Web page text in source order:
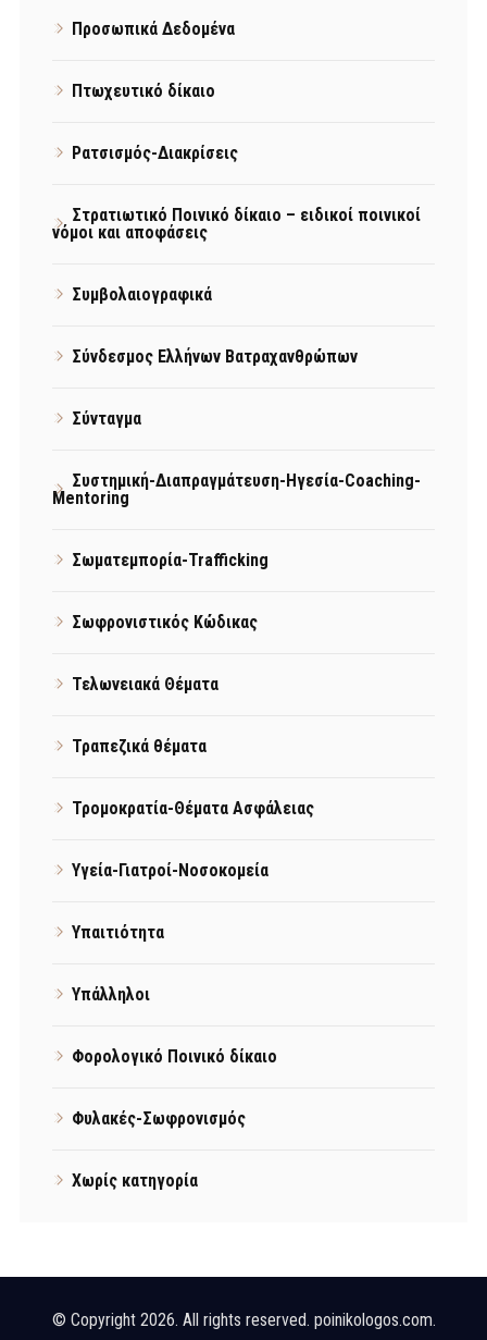
Προσωπικά Δεδομένα
Πτωχευτικό δίκαιο
Ρατσισμός-Διακρίσεις
Στρατιωτικό Ποινικό δίκαιο – ειδικοί ποινικοί
νόμοι και αποφάσεις
Συμβολαιογραφικά
Σύνδεσμος Ελλήνων Βατραχανθρώπων
Σύνταγμα
Συστημική-Διαπραγμάτευση-Ηγεσία-Coaching-
Mentoring
Σωματεμπορία-Trafficking
Σωφρονιστικός Κώδικας
Τελωνειακά Θέματα
Τραπεζικά θέματα
Τρομοκρατία-Θέματα Ασφάλειας
Υγεία-Γιατροί-Νοσοκομεία
Υπαιτιότητα
Υπάλληλοι
Φορολογικό Ποινικό δίκαιο
Φυλακές-Σωφρονισμός
Χωρίς κατηγορία
© Copyright 2026. All rights reserved. poinikologos.com.